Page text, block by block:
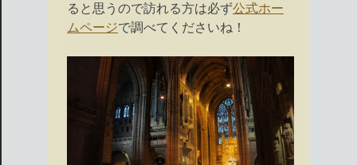
ると思うので訪れる方は必ず公式ホー
ムページで調べてくださいね！